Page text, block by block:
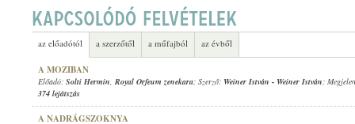
az előadótól a szerzőtől a műfajból az évből
A MOZIBAN
Előadó: Solti Hermin, Royal Orfeum zenekara; Szerző: Weiner István - Weiner István;
374 lejátszás
A NADRÁGSZOKNYA